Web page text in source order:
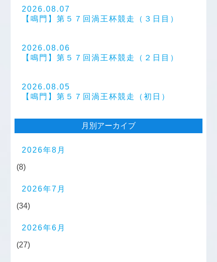
2026.08.07
【鳴門】第５７回渦王杯競走（３日目）
2026.08.06
【鳴門】第５７回渦王杯競走（２日目）
2026.08.05
【鳴門】第５７回渦王杯競走（初日）
月別アーカイブ
2026年8月
(8)
2026年7月
(34)
2026年6月
(27)